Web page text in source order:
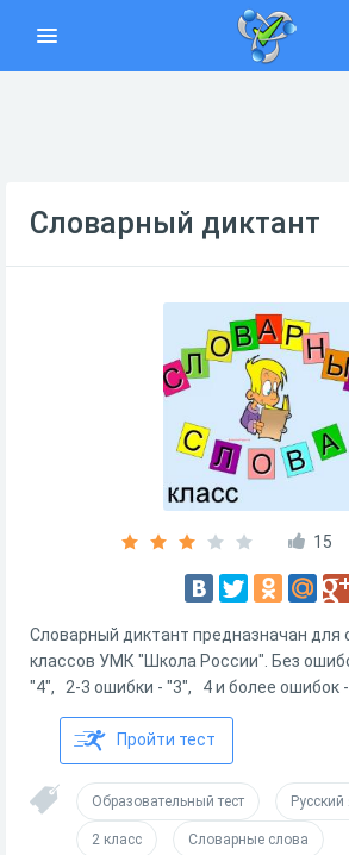
Словарный диктант
15
Словарный диктант предназначан для
классов УМК "Школа России". Без
"4", 2-3 ошибки - "3", 4 и более ошибок -
Пройти тест
Образовательный тест
2 класс Словарные слова